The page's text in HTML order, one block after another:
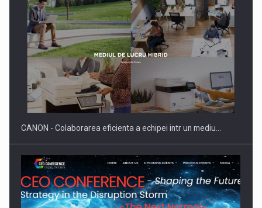
SAPTE PERSONALITATI DIN MEDIUL DE AFACERI, ACADEMIC
SI INSTITUTIONAL…
CANON - Colaborarea eficienta a echipei intr un mediu…